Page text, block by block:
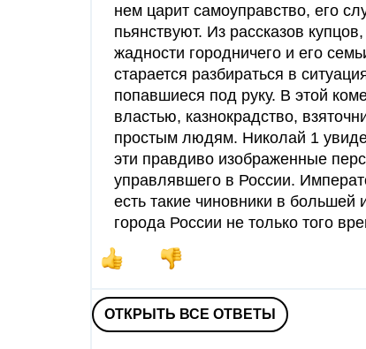
нем царит самоуправство, его
пьянствуют. Из рассказов
жадности городничего и его
старается разбираться в
попавшиеся под руку. В этой
властью, казнокрадство,
простым людям. Николай 1
эти правдиво изображенные
управлявшего в России.
есть такие чиновники в
города России не только того
ОТКРЫТЬ ВСЕ ОТВЕТЫ